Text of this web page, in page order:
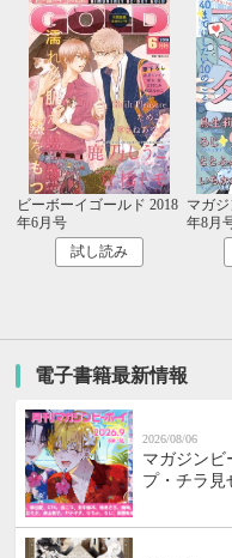
ビーボーイゴールド 2018
年6月号
試し読み
マガ
年8月
電子書籍最新情報
2026/08/06
マガジンビ
プ・チラ見